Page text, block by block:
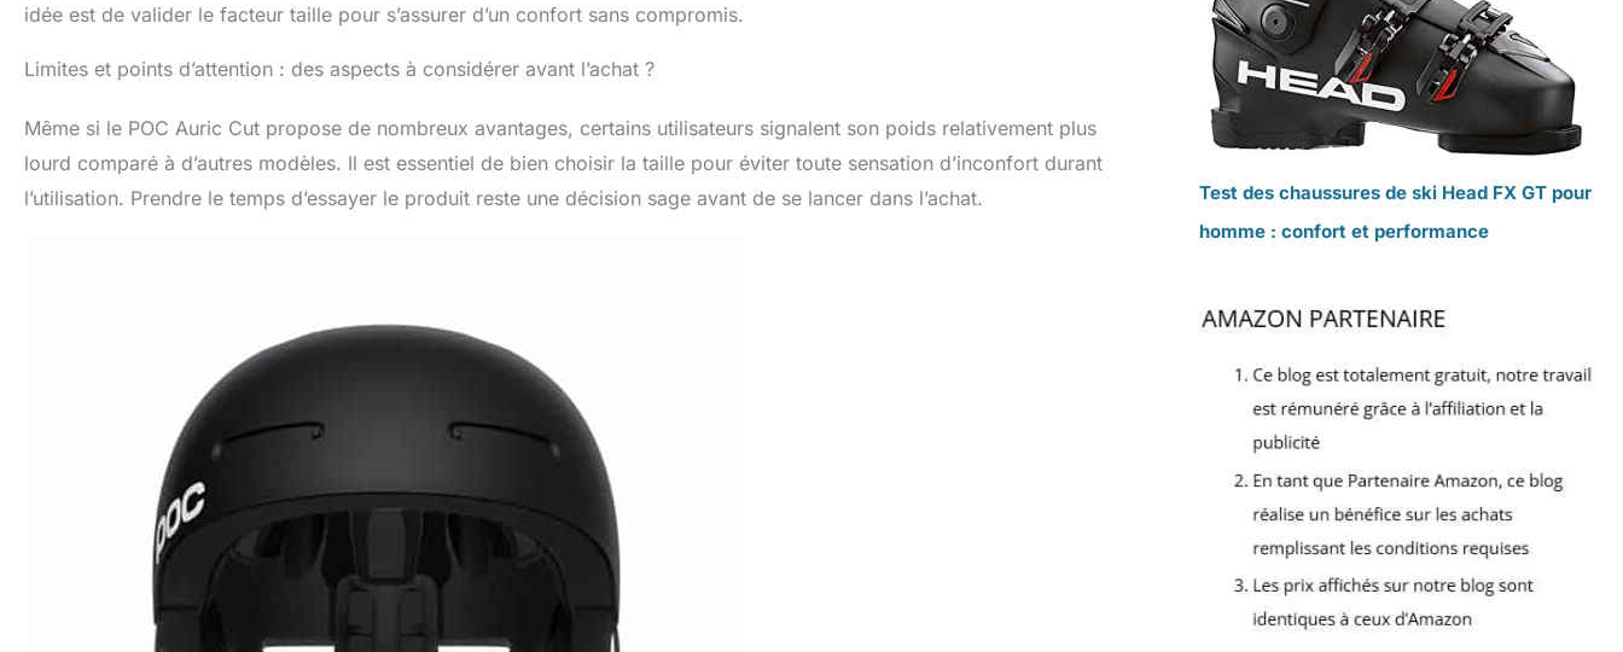
idée est de valider le facteur taille pour s’assurer d’un confort sans compromis.
Limites et points d’attention : des aspects à considérer avant l’achat ?
Même si le POC Auric Cut propose de nombreux avantages, certains utilisateurs signalent son poids relativement plus
lourd comparé à d’autres modèles. Il est essentiel de bien choisir la taille pour éviter toute sensation d’inconfort durant
l’utilisation. Prendre le temps d’essayer le produit reste une décision sage avant de se lancer dans l’achat.
Test des chaussures de ski Head FX GT pour
homme : confort et performance